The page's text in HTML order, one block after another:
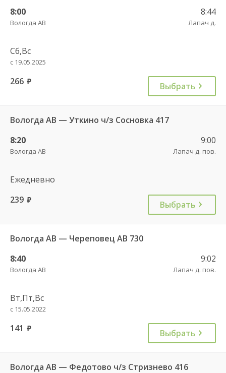
8:00
Вологда АВ
8:44
Лапач д.
Сб,Вс
с 19.05.2025
266 руб. Выбрать
Вологда АВ — Уткино ч/з Сосновка 417
8:20
Вологда АВ
9:00
Лапач д. пов.
Ежедневно
239 руб. Выбрать
Вологда АВ — Череповец АВ 730
8:40
Вологда АВ
9:02
Лапач д. пов.
Вт,Пт,Вс
с 15.05.2022
141 руб. Выбрать
Вологда АВ — Федотово ч/з Стризнево 416